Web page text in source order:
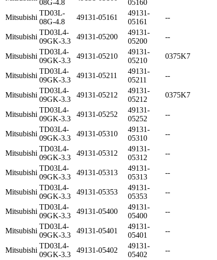
08G-4.8 05160
Mitsubishi
TD03L-
08G-4.8
49131-05161
49131-
05161
--
Mitsubishi
TD03L4-
09GK-3.3
49131-05200
49131-
05200
--
Mitsubishi
TD03L4-
09GK-3.3
49131-05210
49131-
05210
0375K7
Mitsubishi
TD03L4-
09GK-3.3
49131-05211
49131-
05211
--
Mitsubishi
TD03L4-
09GK-3.3
49131-05212
49131-
05212
0375K7
Mitsubishi
TD03L4-
09GK-3.3
49131-05252
49131-
05252
--
Mitsubishi
TD03L4-
09GK-3.3
49131-05310
49131-
05310
--
Mitsubishi
TD03L4-
09GK-3.3
49131-05312
49131-
05312
--
Mitsubishi
TD03L4-
09GK-3.3
49131-05313
49131-
05313
--
Mitsubishi
TD03L4-
09GK-3.3
49131-05353
49131-
05353
--
Mitsubishi
TD03L4-
09GK-3.3
49131-05400
49131-
05400
--
Mitsubishi
TD03L4-
09GK-3.3
49131-05401
49131-
05401
--
Mitsubishi
TD03L4-
09GK-3.3
49131-05402
49131-
05402
--